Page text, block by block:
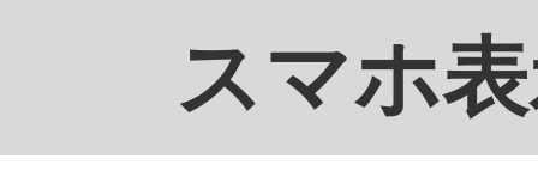
スマホ